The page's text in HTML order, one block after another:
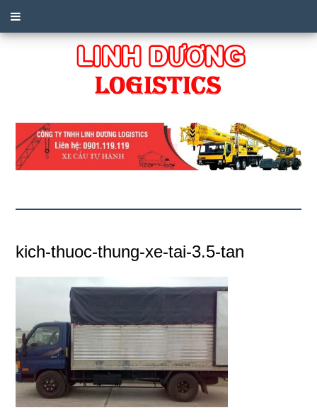
kich-thuoc-thung-xe-tai-3.5-tan